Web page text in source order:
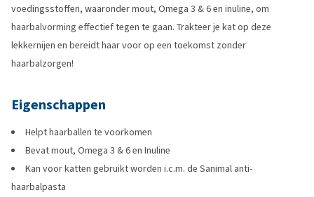
voedingsstoffen, waaronder mout, Omega 3 & 6 en inuline, om
haarbalvorming effectief tegen te gaan. Trakteer je kat op deze
lekkernijen en bereidt haar voor op een toekomst zonder
haarbalzorgen!
Eigenschappen
Helpt haarballen te voorkomen
Bevat mout, Omega 3 & 6 en Inuline
Kan voor katten gebruikt worden i.c.m. de Sanimal anti-
haarbalpasta